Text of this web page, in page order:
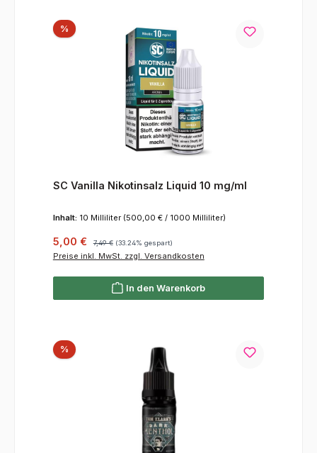
%Rabatt
SC Vanilla Nikotinsalz Liquid 10 mg/ml
Inhalt: 10 Milliliter (500,00 € / 1000 Milliliter)
Verkaufspreis:
5,00 € 7,49 € (33.24% gespart)
Preise inkl. MwSt. zzgl. Versandkosten
In den Warenkorb
%Rabatt